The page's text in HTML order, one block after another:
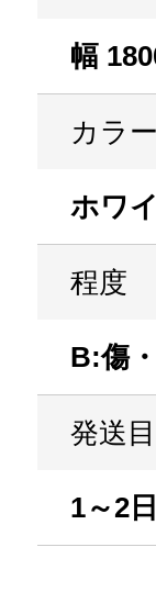
幅
カラー
ホワ
程度
B:傷
発送
1～2